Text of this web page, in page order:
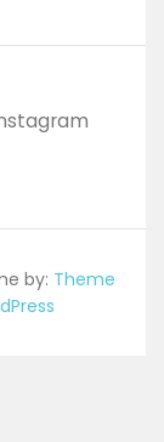
by: Theme